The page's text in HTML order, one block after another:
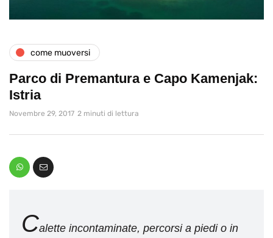
come muoversi
Parco di Premantura e Capo Kamenjak:
Istria
Novembre 29, 2017 2 minuti di lettura
Calette incontaminate, percorsi a piedi o in